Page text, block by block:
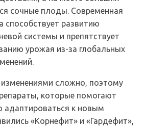
сочные плоды. Современная
способствует развитию
системы и препятствует
урожая из-за глобальных
сложно, поэтому
которые помогают
адаптироваться к новым
«Корнефит» и «Гардефит»,